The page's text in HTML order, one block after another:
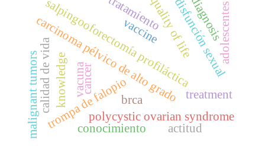
brca
salpingooforectomía profiláctica
carcinoma pélvico de alto grado
trompa de falopio
calidad de vida disfunción sexual
polycystic ovarian syndrome
quality of life
vacuna
conocimiento actitud
adolescentes
vaccine
knowledge
diagnosis
tratamiento
malignant tumors cancer treatment